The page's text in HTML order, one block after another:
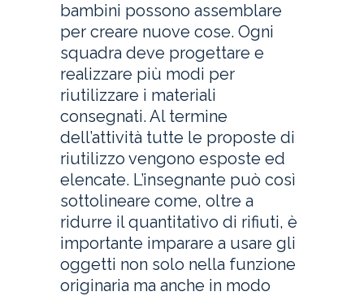
bambini possono assemblare
per creare nuove cose. Ogni
squadra deve progettare e
realizzare più modi per
riutilizzare i materiali
consegnati. Al termine
dell’attività tutte le proposte di
riutilizzo vengono esposte ed
elencate. L’insegnante può così
sottolineare come, oltre a
ridurre il quantitativo di rifiuti, è
importante imparare a usare gli
oggetti non solo nella funzione
originaria ma anche in modo